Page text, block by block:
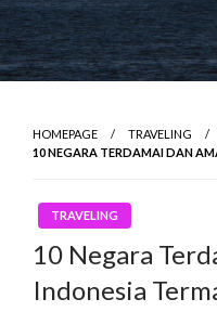
HOMEPAGE
TRAVELING
10 NEGARA TERDAMAI DAN
TRAVELING
10 Negara
Indonesia